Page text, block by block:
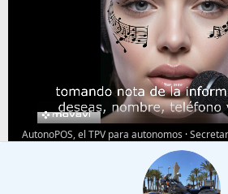
AutonoPOS, el TPV para autonomos ·